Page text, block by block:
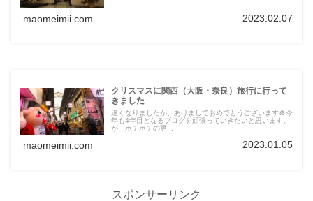
maomeimii.com 2023.02.07
クリスマスに関西（大阪・奈良）旅行に行って
きました
遅くなりましたが、あけましておめでとうございます🎍今
年も4年目となるブログを頑張っていきたいと思います。
が、ボチボチの更...
maomeimii.com 2023.01.05
スポンサーリンク